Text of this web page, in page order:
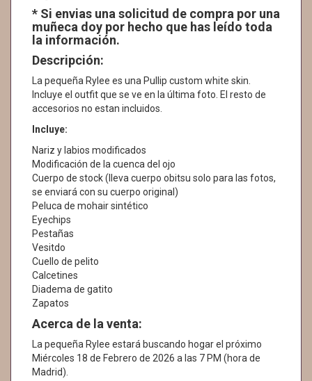
* Si envias una solicitud de compra por una
muñeca doy por hecho que has leído toda
la información.
Descripción:
La pequeña Rylee es una Pullip custom white skin.
Incluye el outfit que se ve en la última foto. El resto de
accesorios no estan incluidos.
Incluye:
Nariz y labios modificados
Modificación de la cuenca del ojo
Cuerpo de stock (lleva cuerpo obitsu solo para las fotos,
se enviará con su cuerpo original)
Peluca de mohair sintético
Eyechips
Pestañas
Vesitdo
Cuello de pelito
Calcetines
Diadema de gatito
Zapatos
Acerca de la venta:
La pequeña Rylee estará buscando hogar el próximo
Miércoles 18 de Febrero de 2026 a las 7 PM (hora de
Madrid).